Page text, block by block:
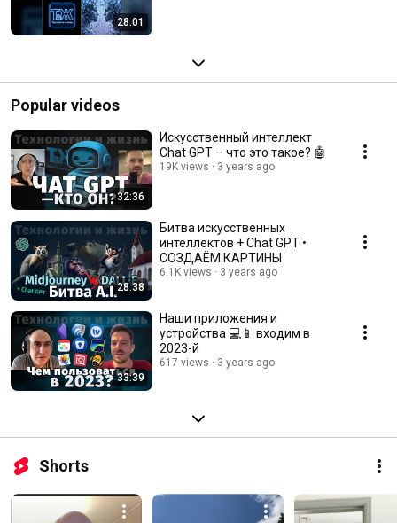
28:01
Popular videos
32:36
Искусственный интеллект
Chat GPT – что это такое? 🤖
19K views 3 years ago
28:38
Битва искусственных
интеллектов + Chat GPT •
СОЗДАËМ КАРТИНЫ
6.1K views 3 years ago
33:39
Наши приложения и
устройства 💻📱 входим в
2023-й
617 views 3 years ago
Shorts